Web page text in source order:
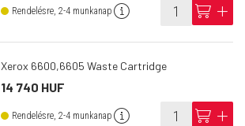
Rendelésre, 2-4 munkanap info cart add
Xerox 6600,6605 Waste Cartridge
14 740 HUF
Rendelésre, 2-4 munkanap info cart add